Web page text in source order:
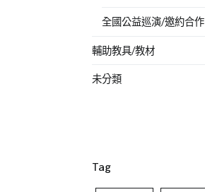
全國公益巡演/邀約合作
輔助教具/教材
未分類
Tag